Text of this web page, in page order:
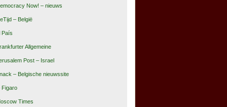
Now! – nieuws
– België
País
Allgemeine
Post – Israel
– Belgische nieuwssite
Figaro
Times